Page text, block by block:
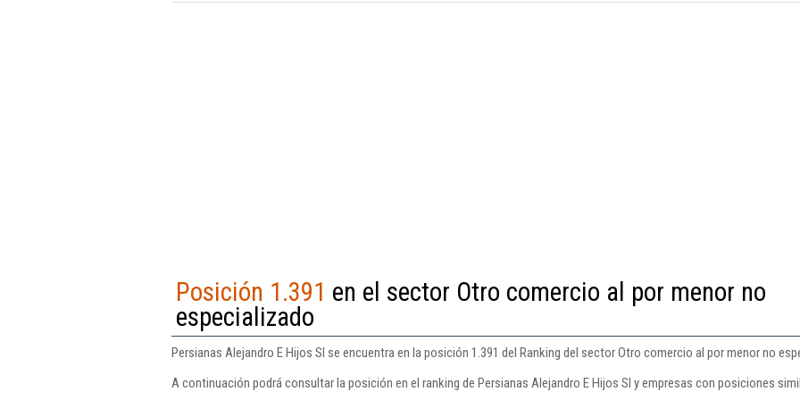
Posición 1.391 en el sector Otro comercio al por menor no
especializado
Persianas Alejandro E Hijos Sl se encuentra en la posición 1.391 del Ranking del sector Otro comercio al por menor no
A continuación podrá consultar la posición en el ranking de Persianas Alejandro E Hijos Sl y empresas con posiciones